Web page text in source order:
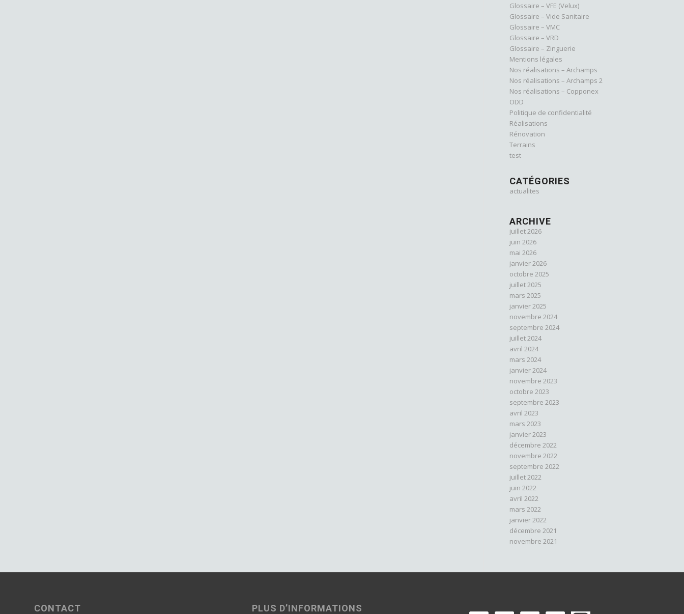
Glossaire – VFE (Velux)
Glossaire – Vide Sanitaire
Glossaire – VMC
Glossaire – VRD
Glossaire – Zinguerie
Mentions légales
Nos réalisations – Archamps
Nos réalisations – Archamps 2
Nos réalisations – Copponex
ODD
Politique de confidentialité
Réalisations
Rénovation
Terrains
test
CATÉGORIES
actualites
ARCHIVE
juillet 2026
juin 2026
mai 2026
janvier 2026
octobre 2025
juillet 2025
mars 2025
janvier 2025
novembre 2024
septembre 2024
juillet 2024
avril 2024
mars 2024
janvier 2024
novembre 2023
octobre 2023
septembre 2023
avril 2023
mars 2023
janvier 2023
décembre 2022
novembre 2022
septembre 2022
juillet 2022
juin 2022
avril 2022
mars 2022
janvier 2022
décembre 2021
novembre 2021
CONTACT PLUS D’INFORMATIONS